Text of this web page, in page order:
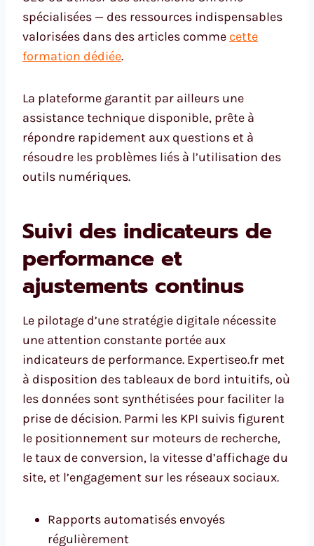
spécialisées — des ressources indispensables
valorisées dans des articles comme cette
formation dédiée.
La plateforme garantit par ailleurs une
assistance technique disponible, prête à
répondre rapidement aux questions et à
résoudre les problèmes liés à l’utilisation des
outils numériques.
Suivi des indicateurs de
performance et
ajustements continus
Le pilotage d’une stratégie digitale nécessite
une attention constante portée aux
indicateurs de performance. Expertiseo.fr met
à disposition des tableaux de bord intuitifs, où
les données sont synthétisées pour faciliter la
prise de décision. Parmi les KPI suivis figurent
le positionnement sur moteurs de recherche,
le taux de conversion, la vitesse d’affichage du
site, et l’engagement sur les réseaux sociaux.
Rapports automatisés envoyés
régulièrement